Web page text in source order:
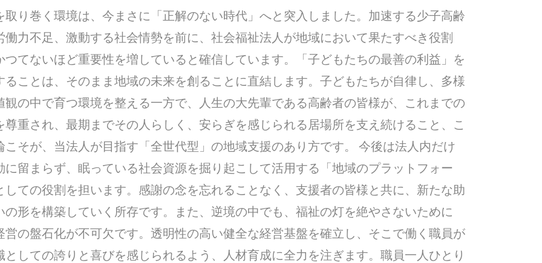
取り巻く環境は、今まさに「正解のない時代」へと突入しました。加速する少子高齢
働力不足、激動する社会情勢を前に、社会福祉法人が地域において果たすべき役割
つてないほど重要性を増していると確信しています。「子どもたちの最善の利益」を
ることは、そのまま地域の未来を創ることに直結します。子どもたちが自律し、多様
観の中で育つ環境を整える一方で、人生の大先輩である高齢者の皆様が、これまでの
尊重され、最期までその人らしく、安らぎを感じられる居場所を支え続けること、こ
こそが、当法人が目指す「全世代型」の地域支援のあり方です。 今後は法人内だけ
に留まらず、眠っている社会資源を掘り起こして活用する「地域のプラットフォー
しての役割を担います。感謝の念を忘れることなく、支援者の皆様と共に、新たな助
の形を構築していく所存です。また、逆境の中でも、福祉の灯を絶やさないために
営の盤石化が不可欠です。透明性の高い健全な経営基盤を確立し、そこで働く職員が
としての誇りと喜びを感じられるよう、人材育成に全力を注ぎます。職員一人ひとり